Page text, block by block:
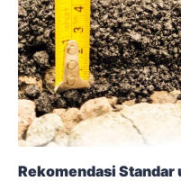
Rekomendasi Standar